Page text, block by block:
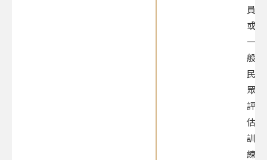
員
或
一
般
民
眾
評
估
訓
練